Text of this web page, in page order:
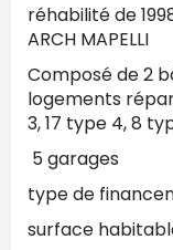
réhabilité de
ARCH MAPELLI
Composé de 2
logements
3, 17 type 4, 8
5 garages
type de
surface